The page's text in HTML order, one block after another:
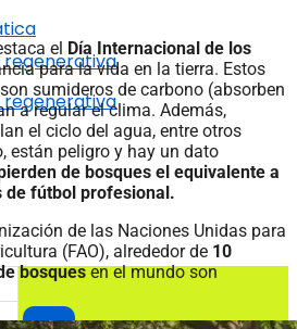
el Día Internacional de los
para la vida en la tierra. Estos
sumideros de carbono (absorben
a regular el clima. Además,
el ciclo del agua, entre otros
están peligro y hay un dato
de bosques el equivalente a
de fútbol profesional.
de las Naciones Unidas para
(FAO), alrededor de 10
bosquesen el mundo son